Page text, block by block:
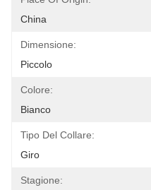
China
Dimensione:
Piccolo
Colore:
Bianco
Tipo Del Collare:
Giro
Stagione: